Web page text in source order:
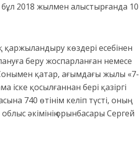
2018 жылмен алыстырғанда 10
көздері есебінен
беру жоспарланған немесе
Сонымен қатар, ағымдағы жылы «7-
қосылғаннан бері қазіргі
740 өтінім келіп түсті, оның
әкімінің орынбасары Сергей